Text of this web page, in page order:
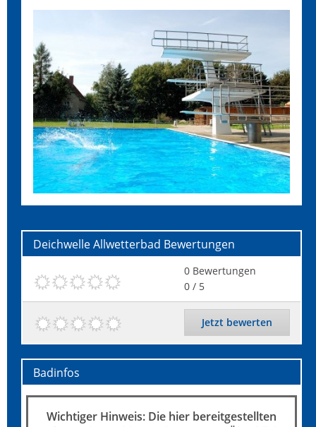
Deichwelle Allwetterbad Bewertungen
0 Bewertungen
0 / 5
Jetzt bewerten
Badinfos
Wichtiger Hinweis: Die hier bereitgestellten